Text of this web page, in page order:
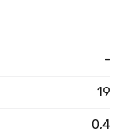
-
19
0,4